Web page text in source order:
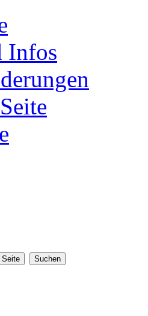
Infos